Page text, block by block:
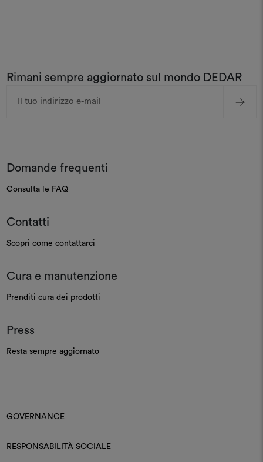
Rimani sempre aggiornato sul mondo DEDAR
Domande frequenti
Consulta le FAQ
Contatti
Scopri come contattarci
Cura e manutenzione
Prenditi cura dei prodotti
Press
Resta sempre aggiornato
GOVERNANCE
RESPONSABILITÀ SOCIALE